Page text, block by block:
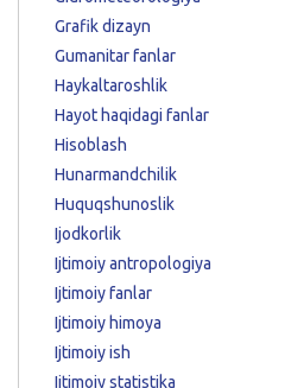
Grafik dizayn
Gumanitar fanlar
Haykaltaroshlik
Hayot haqidagi fanlar
Hisoblash
Hunarmandchilik
Huquqshunoslik
Ijodkorlik
Ijtimoiy antropologiya
Ijtimoiy fanlar
Ijtimoiy himoya
Ijtimoiy ish
Ijtimoiy statistika